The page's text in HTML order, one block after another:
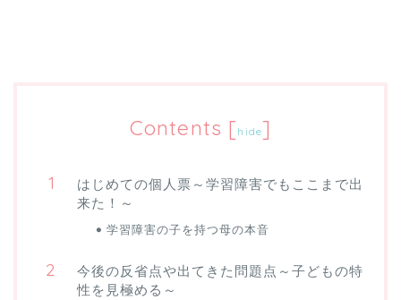
Contents [ hide]
はじめての個人票～学習障害でもここまで出
来た！～
学習障害の子を持つ母の本音
今後の反省点や出てきた問題点～子どもの特
性を見極める～